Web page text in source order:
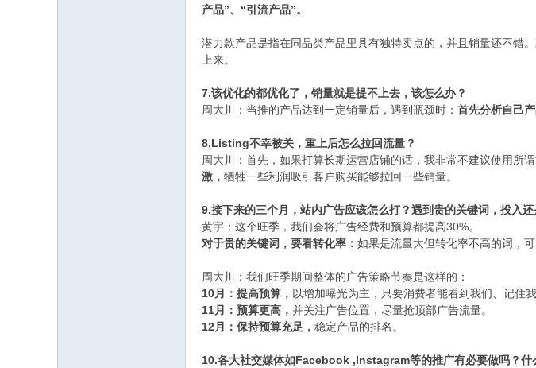
产品”、“引流产品”。
潜力款产品是指在同品类产品里具有独特卖点的，并且销量还不错
上来。
7.该优化的都优化了，销量就是提不上去，该怎么办？
周大川：当推的产品达到一定销量后，遇到瓶颈时： 首先分析自己
8.Listing不幸被关，重上后怎么拉回流量？
周大川：首先，如果打算长期运营店铺的话，我非常不建议使用所谓
激， 牺牲一些利润吸引客户购买能够拉回一些销量。
9.接下来的三个月，站内广告应该怎么打？遇到贵的关键词，投入还
黄宇：这个旺季，我们会将广告经费和预算都提高30%。
对于贵的关键词，要看转化率： 如果是流量大但转化率不高的词，可
周大川：我们旺季期间整体的广告策略节奏是这样的：
10月：提高预算， 以增加曝光为主，只要消费者能看到我们、记住
11月：预算更高， 并关注广告位置，尽量抢顶部广告流量。
12月：保持预算充足， 稳定产品的排名。
10.各大社交媒体如Facebook ,Instagram等的推广有必要做吗？什